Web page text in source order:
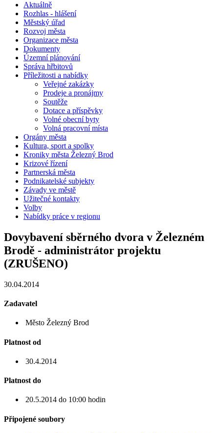
Aktuálně
Rozhlas - hlášení
Městský úřad
Rozvoj města
Organizace města
Dokumenty
Územní plánování
Správa hřbitovů
Příležitosti a nabídky
Veřejné zakázky
Prodeje a pronájmy
Soutěže
Dotace a příspěvky
Volné obecní byty
Volná pracovní místa
Orgány města
Kultura, sport a spolky
Kroniky města Železný Brod
Krizové řízení
Partnerská města
Podnikatelské subjekty
Závady ve městě
Užitečné kontakty
Volby
Nabídky práce v regionu
Dovybavení sběrného dvora v Železném
Brodě - administrátor projektu
(ZRUŠENO)
30.04.2014
Zadavatel
Město Železný Brod
Platnost od
30.4.2014
Platnost do
20.5.2014 do 10:00 hodin
Připojené soubory